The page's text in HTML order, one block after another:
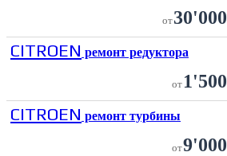
от30'000
CITROEN ремонт редуктора
от 1'500
CITROEN ремонт турбины
от9'000